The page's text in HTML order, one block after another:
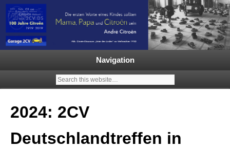
Ein neuer Citroën 2CV | ECO
2000 |1.200 Enten mehr in
Deutschland | French Classic
Events |
Garage 2CV – Automobile Klassiker
Navigation
2024: 2CV
Deutschlandtreffen in